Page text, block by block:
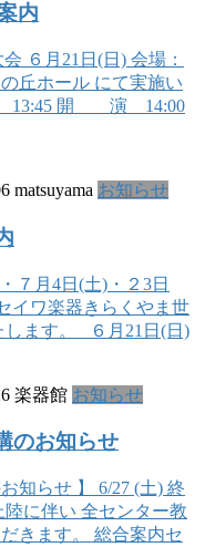
内
６月21日(日) 会場：
丘ホール にて実施い
13:45 開 演 14:00
matsuyama お知らせ
７月4日(土)・２3日
イワ楽器きらくやま世
します。 ６月21日(日)
楽器館 お知らせ
のお知らせ
知らせ 】 6/27 (土) 終
に伴い 全センター教
きます。 総合案内セ